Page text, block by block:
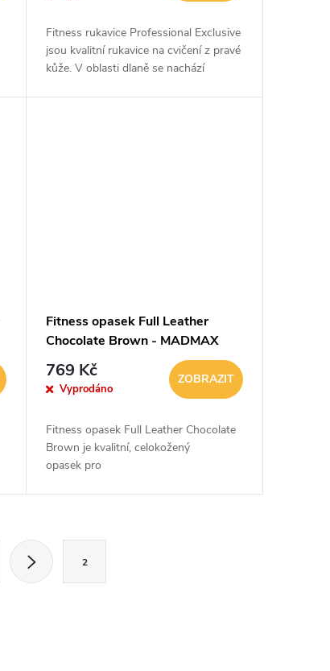
Fitness rukavice Professional Exclusive
jsou kvalitní rukavice na cvičení z pravé
kůže. V oblasti dlaně se nachází
Fitness opasek Full Leather
Chocolate Brown - MADMAX
769 Kč
Vyprodáno
ZOBRAZIT
Fitness opasek Full Leather Chocolate
Brown je kvalitní, celokožený
opasek pro
2